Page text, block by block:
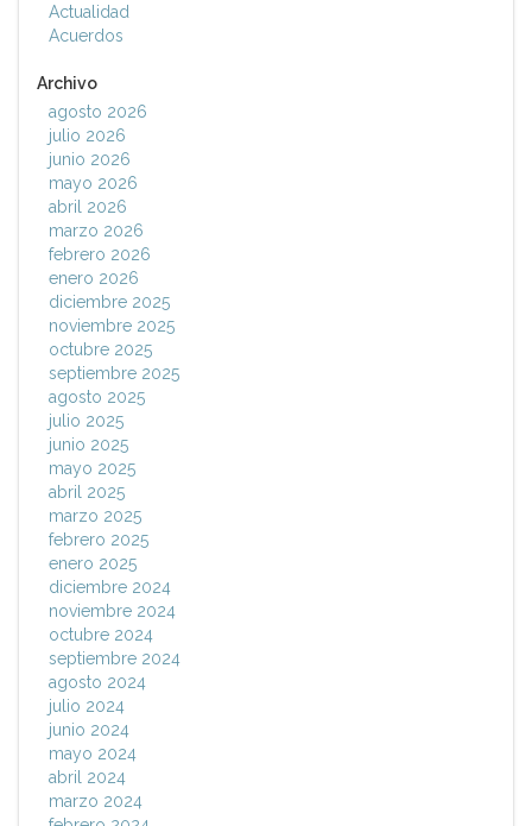
Actualidad
Acuerdos
Archivo
agosto 2026
julio 2026
junio 2026
mayo 2026
abril 2026
marzo 2026
febrero 2026
enero 2026
diciembre 2025
noviembre 2025
octubre 2025
septiembre 2025
agosto 2025
julio 2025
junio 2025
mayo 2025
abril 2025
marzo 2025
febrero 2025
enero 2025
diciembre 2024
noviembre 2024
octubre 2024
septiembre 2024
agosto 2024
julio 2024
junio 2024
mayo 2024
abril 2024
marzo 2024